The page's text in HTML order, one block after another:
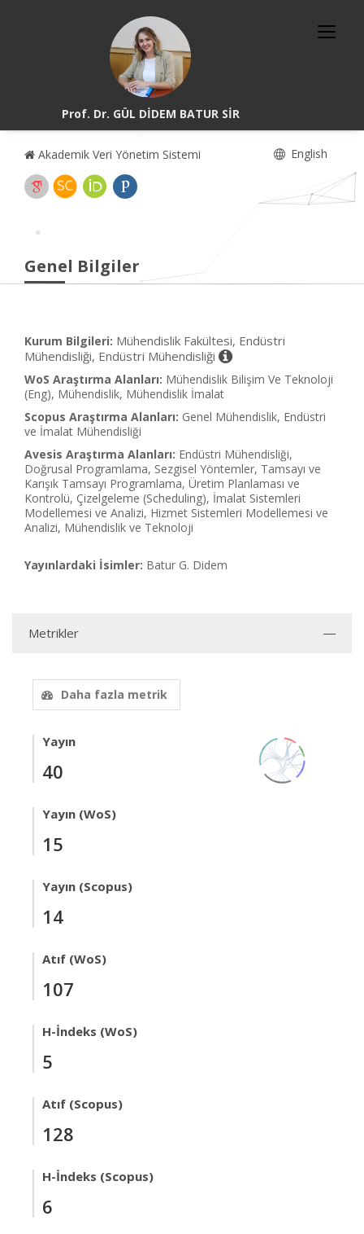
Prof. Dr. GÜL DİDEM BATUR SİR
Akademik Veri Yönetim Sistemi English
Genel Bilgiler
Kurum Bilgileri: Mühendislik Fakültesi, Endüstri
Mühendisliği, Endüstri Mühendisliği
WoS Araştırma Alanları: Mühendislik Bilişim Ve Teknoloji
(Eng), Mühendislik, Mühendislik İmalat
Scopus Araştırma Alanları: Genel Mühendislik, Endüstri
ve İmalat Mühendisliği
Avesis Araştırma Alanları: Endüstri Mühendisliği,
Doğrusal Programlama, Sezgisel Yöntemler, Tamsayı ve
Karışık Tamsayı Programlama, Üretim Planlaması ve
Kontrolü, Çizelgeleme (Scheduling), İmalat Sistemleri
Modellemesi ve Analizi, Hizmet Sistemleri Modellemesi ve
Analizi, Mühendislik ve Teknoloji
Yayınlardaki İsimler: Batur G. Didem
Metrikler
Daha fazla metrik
Yayın
40
Yayın (WoS)
15
Yayın (Scopus)
14
Atıf (WoS)
107
H-İndeks (WoS)
5
Atıf (Scopus)
128
H-İndeks (Scopus)
6